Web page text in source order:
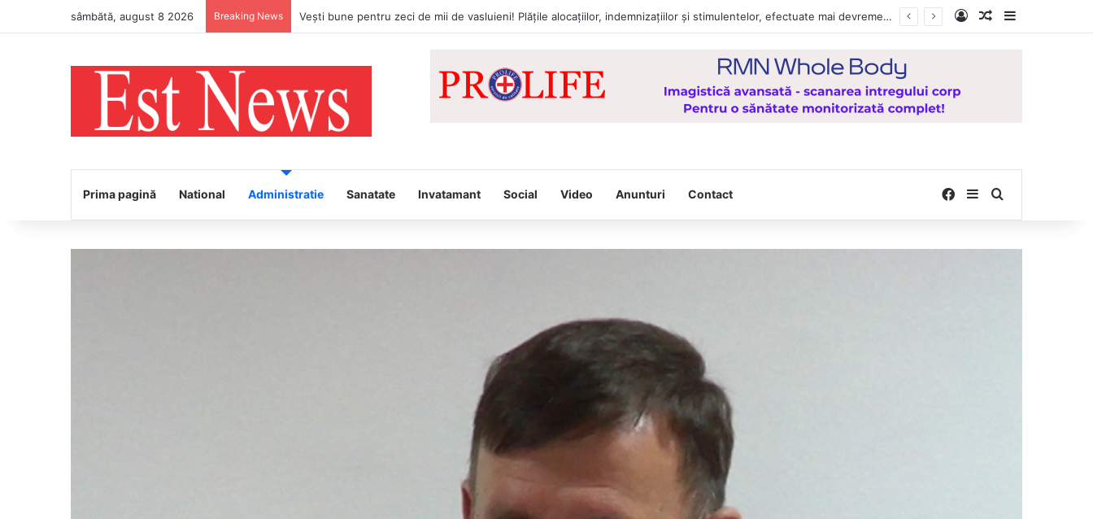
sâmbătă, august 8 2026 Breaking News PS Ignatie va întâmpina, joi, la Vaslui, Icoana făcătoare de minuni a Maicii Domnului, de la Mănăstirea Hadâmbu Log InRandom Article
Prima pagină National Administratie Sanatate Invatamant Social Video Anunturi Contact Facebook
SidebarSearch for